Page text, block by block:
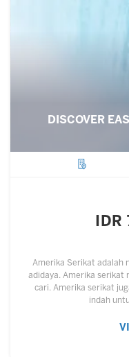
DISCOVER
Amerika Serikat adalah
adidaya. Amerika serikat
cari. Amerika serikat
indah